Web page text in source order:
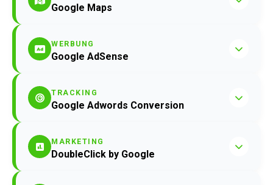
Google Maps
WERBUNG
Google AdSense
TRACKING
Google Adwords Conversion
MARKETING
DoubleClick by Google